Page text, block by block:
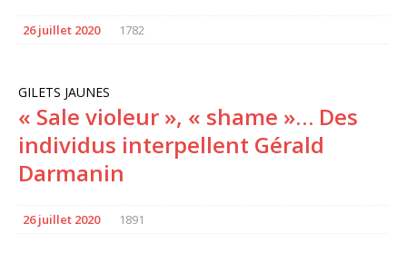
26 juillet 2020 1782
GILETS JAUNES
« Sale violeur », « shame »… Des
individus interpellent Gérald
Darmanin
26 juillet 2020 1891